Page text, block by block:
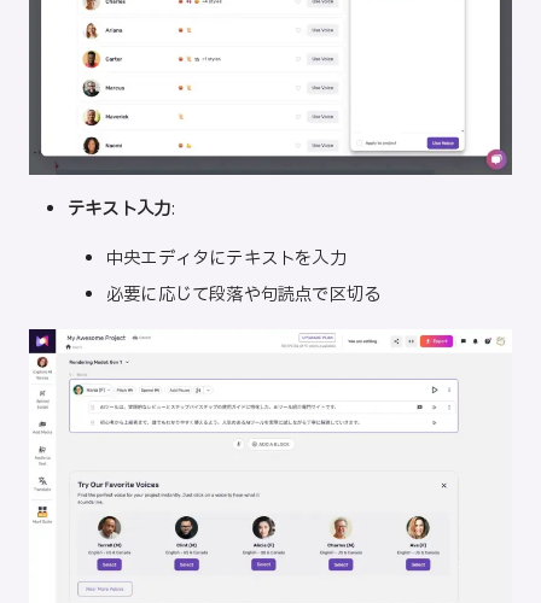
テキスト入力:
中央エディタにテキストを入力
必要に応じて段落や句読点で区切る